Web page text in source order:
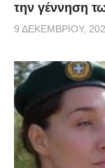
την γέννηση
9 ΔΕΚΕΜΒΡΊΟΥ,